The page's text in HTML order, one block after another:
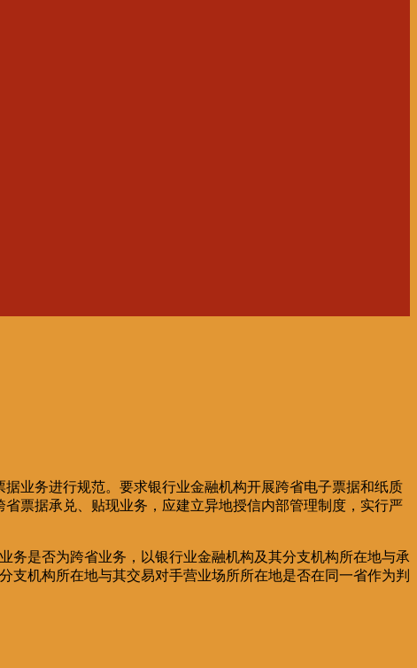
业务进行规范。要求银行业金融机构开展跨省电子票据和纸质
票据承兑、贴现业务，应建立异地授信内部管理制度，实行严
务是否为跨省业务，以银行业金融机构及其分支机构所在地与承
机构所在地与其交易对手营业场所所在地是否在同一省作为判